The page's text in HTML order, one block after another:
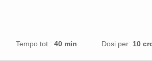
Tempo tot.: 40 min Dosi per: 10